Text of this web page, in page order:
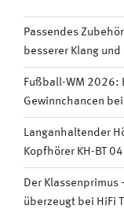
Passendes
besserer Klang
Fußball-WM 2026:
Gewinnchancen
Langanhaltender
Kopfhörer KH-BT 04
Der Klassenprimus
überzeugt bei HiFi